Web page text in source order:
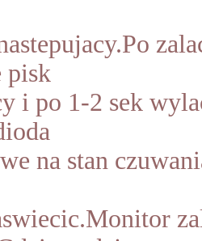
pisk
i po 1-2 sek
na stan